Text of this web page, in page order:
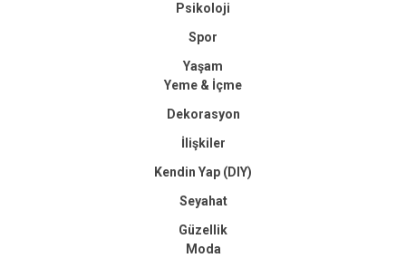
Psikoloji
Spor
Yaşam
Yeme & İçme
Dekorasyon
İlişkiler
Kendin Yap (DIY)
Seyahat
Güzellik
Moda